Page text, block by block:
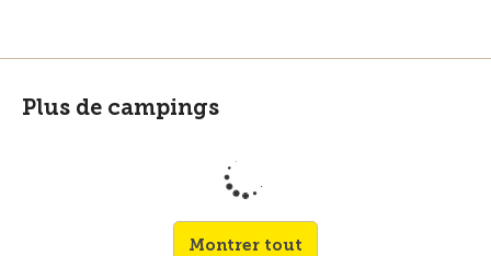
Plus de campings
Montrer tout